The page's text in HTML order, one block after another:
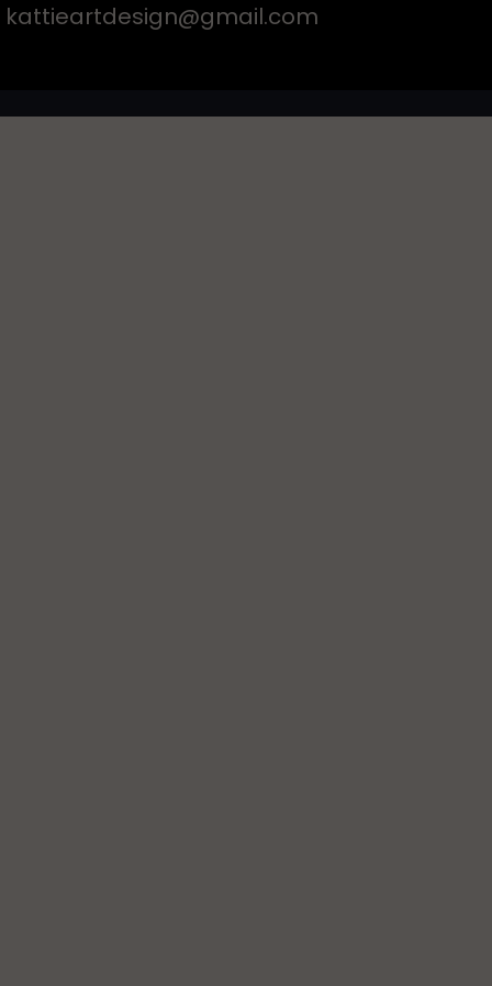
kattieartdesign@gmail.com